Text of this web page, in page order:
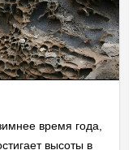
время года,
высоты в